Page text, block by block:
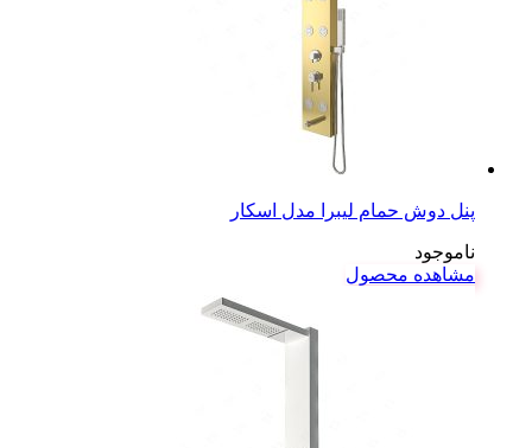
پنل دوش حمام لیبرا مدل اسکار
ناموجود
مشاهده محصول